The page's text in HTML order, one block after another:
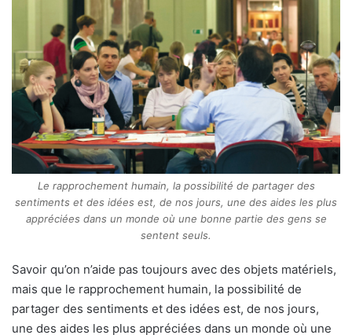
Le rapprochement humain, la possibilité de partager des
sentiments et des idées est, de nos jours, une des aides les plus
appréciées dans un monde où une bonne partie des gens se
sentent seuls.
Savoir qu’on n’aide pas toujours avec des objets matériels,
mais que le rapprochement humain, la possibilité de
partager des sentiments et des idées est, de nos jours,
une des aides les plus appréciées dans un monde où une